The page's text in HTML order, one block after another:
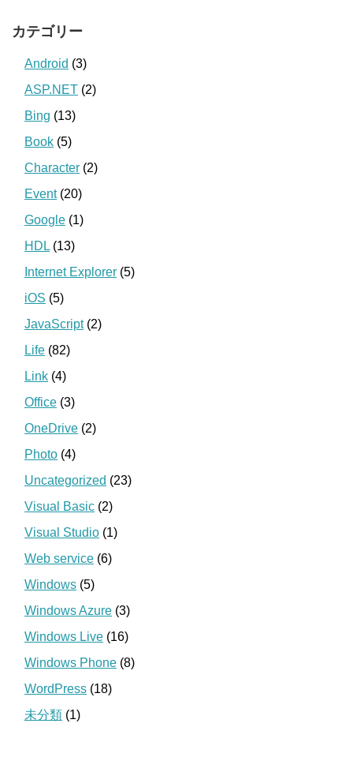
カテゴリー
Android (3)
ASP.NET (2)
Bing (13)
Book (5)
Character (2)
Event(20)
Google (1)
HDL (13)
Internet Explorer (5)
iOS (5)
JavaScript(2)
Life (82)
Link (4)
Office (3)
OneDrive (2)
Photo (4)
Uncategorized (23)
Visual Basic (2)
Visual Studio (1)
Web service (6)
Windows (5)
Windows Azure (3)
Windows Live (16)
Windows Phone (8)
WordPress (18)
未分類 (1)